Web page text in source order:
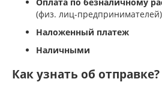
(физ. лиц-предпринимателей)
Наложенный платеж
Наличными
Как узнать об отправке?